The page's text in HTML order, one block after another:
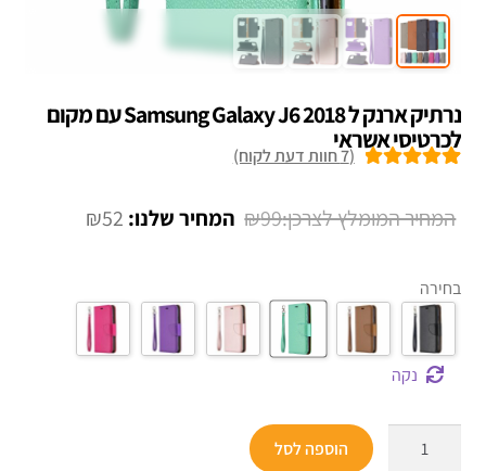
נרתיק ארנק ל Samsung Galaxy J6 2018 עם מקום
לכרטיסי אשראי
(
7חוות דעת לקוח)
₪99
המחיר
₪99.
₪52 המחיר
₪52.
בחירה
נקה
הוספה לסל